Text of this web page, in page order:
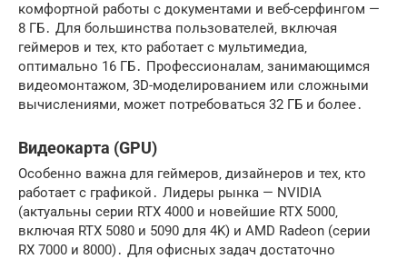
комфортной работы с документами и веб-серфингом —
8 ГБ․ Для большинства пользователей‚ включая
геймеров и тех‚ кто работает с мультимедиа‚
оптимально 16 ГБ․ Профессионалам‚ занимающимся
видеомонтажом‚ 3D-моделированием или сложными
вычислениями‚ может потребоваться 32 ГБ и более․
Видеокарта (GPU)
Особенно важна для геймеров‚ дизайнеров и тех‚ кто
работает с графикой․ Лидеры рынка — NVIDIA
(актуальны серии RTX 4000 и новейшие RTX 5000‚
включая RTX 5080 и 5090 для 4K) и AMD Radeon (серии
RX 7000 и 8000)․ Для офисных задач достаточно